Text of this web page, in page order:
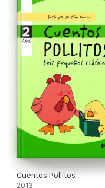
Cuentos Pollitos
2013